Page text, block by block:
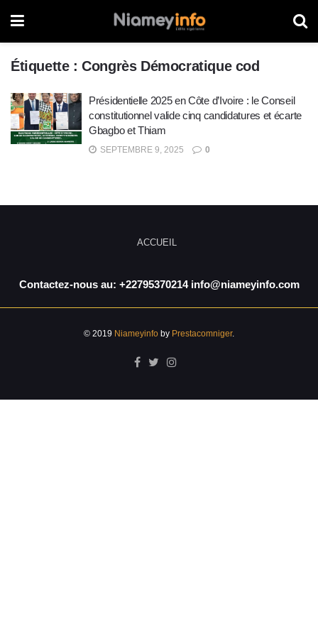
Étiquette :Congrès Démocratique cod
Présidentielle 2025 en Côte d’Ivoire : le Conseil
constitutionnel valide cinq candidatures et écarte
Gbagbo et Thiam
SEPTEMBRE 9, 2025 0
ACCUEIL
Contactez-nous au: +22795370214 info@niameyinfo.com
© 2019 Niameyinfo by Prestacomniger.